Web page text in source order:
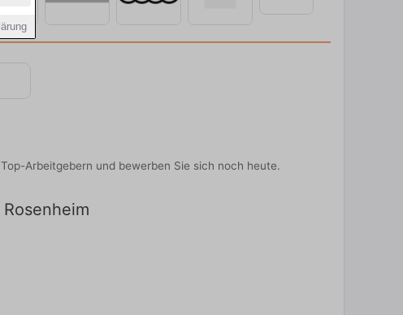
Arbeitgebern und bewerben Sie sich noch heute.